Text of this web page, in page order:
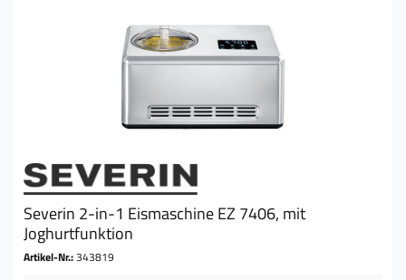
Severin 2-in-1 Eismaschine EZ 7406, mit
Joghurtfunktion
Artikel-Nr.:343819